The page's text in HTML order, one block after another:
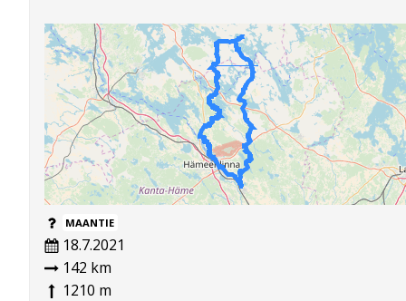
MAANTIE
18.7.2021
142 km
1210 m